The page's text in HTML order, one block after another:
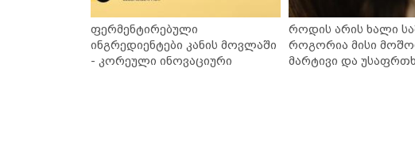
ფერმენტირებული
ინგრედიენტები კანის მოვლაში
- კორეული ინოვაციური
როდის არის ხალი
როგორია მისი
მარტივი და